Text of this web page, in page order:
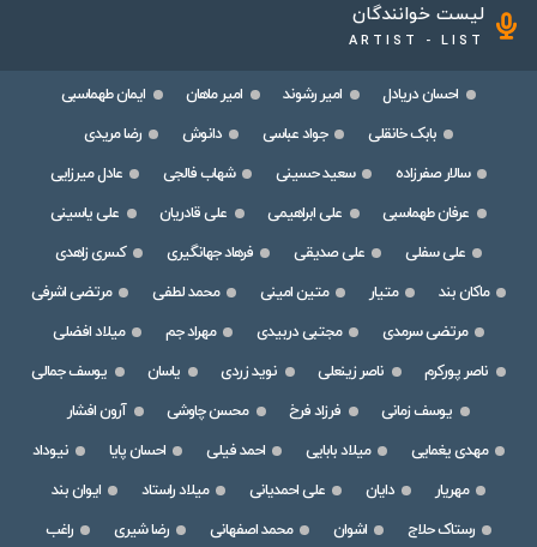
لیست خوانندگان
ARTIST - LIST
احسان دریادل امیر رشوند امیر ماهان
ایمان طهماسبی
بابک خانقلی
جواد عباسی دانوش
رضا مریدی
سالار صفرزاده
سعید حسینی شهاب فالجی
عادل میرزایی
عرفان طهماسبی
علی ابراهیمی علی قادریان
علی یاسینی
علی سفلی
علی صدیقی فرهاد جهانگیری
کسری زاهدی
ماکان بند
متیار متین امینی محمد لطفی
مرتضی اشرفی
مرتضی سرمدی
مجتبی دربیدی مهراد جم
میلاد افضلی
ناصر پورکرم
ناصر زینعلی نوید زردی یاسان
یوسف جمالی
یوسف زمانی
فرزاد فرخ محسن چاوشی
آرون افشار
مهدی یغمایی
میلاد بابایی احمد فیلی احسان پایا
نیوداد
مهریار
دایان علی احمدیانی میلاد راستاد
ایوان بند
رستاک حلاج
اشوان محمد اصفهانی رضا شیری راغب